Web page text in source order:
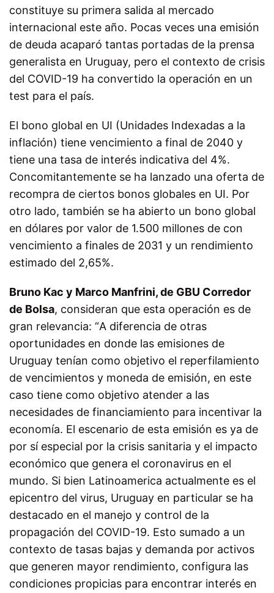
constituye su primera salida al mercado
internacional este año. Pocas veces una emisión
de deuda acaparó tantas portadas de la prensa
generalista en Uruguay, pero el contexto de crisis
del COVID-19 ha convertido la operación en un
test para el país.
El bono global en UI (Unidades Indexadas a la
inflación) tiene vencimiento a final de 2040 y
tiene una tasa de interés indicativa del 4%.
Concomitantemente se ha lanzado una oferta de
recompra de ciertos bonos globales en UI. Por
otro lado, también se ha abierto un bono global
en dólares por valor de 1.500 millones de con
vencimiento a finales de 2031 y un rendimiento
estimado del 2,65%.
Bruno Kac y Marco Manfrini, de GBU Corredor
de Bolsa, consideran que esta operación es de
gran relevancia: “A diferencia de otras
oportunidades en donde las emisiones de
Uruguay tenían como objetivo el reperfilamiento
de vencimientos y moneda de emisión, en este
caso tiene como objetivo atender a las
necesidades de financiamiento para incentivar la
economía. El escenario de esta emisión es ya de
por sí especial por la crisis sanitaria y el impacto
económico que genera el coronavirus en el
mundo. Si bien Latinoamerica actualmente es el
epicentro del virus, Uruguay en particular se ha
destacado en el manejo y control de la
propagación del COVID-19. Esto sumado a un
contexto de tasas bajas y demanda por activos
que generen mayor rendimiento, configura las
condiciones propicias para encontrar interés en